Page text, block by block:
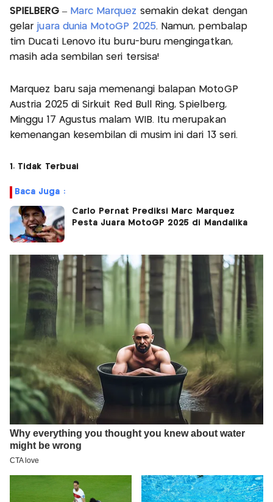
SPIELBERG– Marc Marquez semakin dekat dengan
gelar juara dunia MotoGP 2025. Namun, pembalap
tim Ducati Lenovo itu buru-buru mengingatkan,
masih ada sembilan seri tersisa!
Marquez baru saja memenangi balapan MotoGP
Austria 2025 di Sirkuit Red Bull Ring, Spielberg,
Minggu 17 Agustus malam WIB. Itu merupakan
kemenangan kesembilan di musim ini dari 13 seri.
1. Tidak Terbuai
Baca Juga :
Carlo Pernat Prediksi Marc Marquez
Pesta Juara MotoGP 2025 di Mandalika